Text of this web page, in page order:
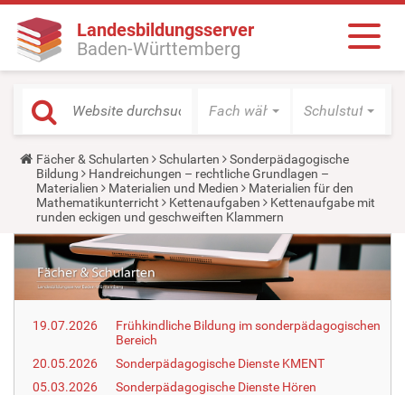
Landesbildungsserver
Baden-Württemberg
Fach wählen Schulstufe
Y
o
u
a
r
e
h
r
e
:
Fächer & Schularten Schularten
Sonderpädagogische
Bildung
Handreichungen – rechtliche Grundlagen –
Materialien
Materialien und Medien
Materialien für den
Mathematikunterricht
Kettenaufgaben
Kettenaufgabe mit
runden eckigen und geschweiften Klammern
19.07.2026
Frühkindliche Bildung im sonderpädagogischen
Bereich
20.05.2026
Sonderpädagogische Dienste KMENT
05.03.2026
Sonderpädagogische Dienste Hören